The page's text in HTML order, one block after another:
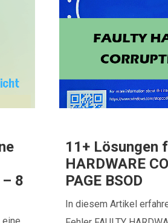
8
11+ Lösungen
HARDWARE
PAGE BSOD
In diesem Artikel